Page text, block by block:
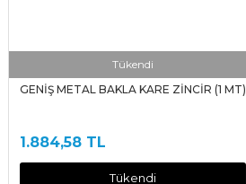
Tükendi
GENİŞ METAL BAKLA KARE ZİNCİR (1 MT)
1.884,58 TL
Tükendi